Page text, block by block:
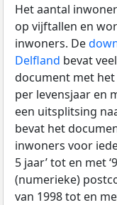
Het aantal
op vijftallen en
inwoners. De
Delfland bevat
document met
per levensjaar en
een uitsplitsing
bevat het
inwoners voor
5 jaar’ tot en met
(numerieke)
van 1998 tot en